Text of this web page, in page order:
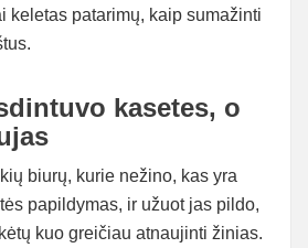
keletas patarimų, kaip sumažinti
kasetes, o
biurų, kurie nežino, kas yra
papildymas, ir užuot jas pildo,
kuo greičiau atnaujinti žinias.